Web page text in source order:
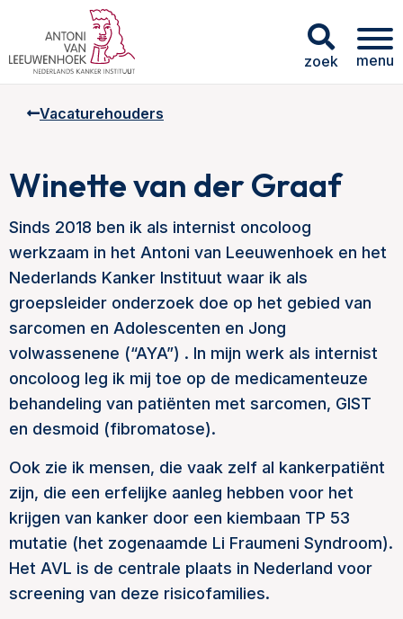
zoek menu
Vacaturehouders
Winette van der Graaf
Sinds 2018 ben ik als internist oncoloog
werkzaam in het Antoni van Leeuwenhoek en het
Nederlands Kanker Instituut waar ik als
groepsleider onderzoek doe op het gebied van
sarcomen en Adolescenten en Jong
volwassenene (“AYA”) . In mijn werk als internist
oncoloog leg ik mij toe op de medicamenteuze
behandeling van patiënten met sarcomen, GIST
en desmoid (fibromatose).
Ook zie ik mensen, die vaak zelf al kankerpatiënt
zijn, die een erfelijke aanleg hebben voor het
krijgen van kanker door een kiembaan TP 53
mutatie (het zogenaamde Li Fraumeni Syndroom).
Het AVL is de centrale plaats in Nederland voor
screening van deze risicofamilies.